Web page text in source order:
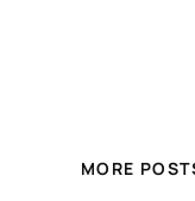
MORE